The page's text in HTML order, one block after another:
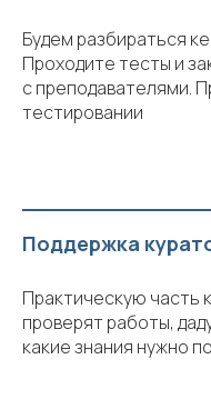
Будем разбираться
Проходите тесты и
с преподавателями.
тестировании
Поддержка
Практическую часть
проверят работы,
какие знания нужно